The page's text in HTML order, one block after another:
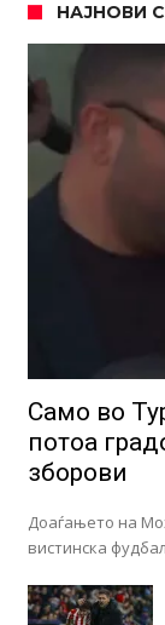
НАЈНОВИ
Само во
потоа
зборови
Доаѓањето на
вистинска